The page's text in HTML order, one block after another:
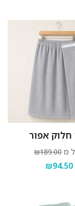
חלוק אפור
מ ₪189.00
₪94.50